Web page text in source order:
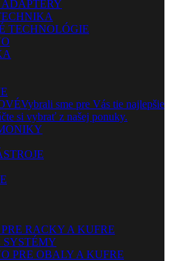
TECHNOLÓGIE
Vybrali sme pre Vás tie najlepšie
si vybrať z našej ponuky.
RACKY A KUFRE
SYSTÉMY
PRE OBALY A KUFRE